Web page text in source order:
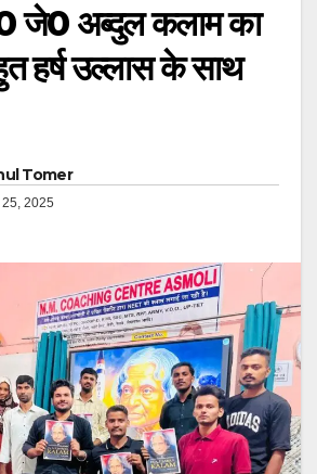
जे0 अब्दुल कलाम का
हर्ष उल्लास के साथ
Tomer
25, 2025